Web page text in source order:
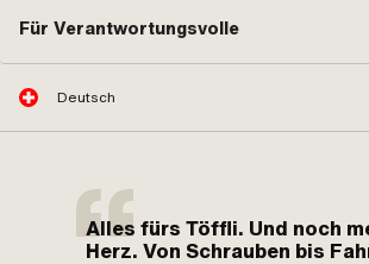
Für Verantwortungsvolle
Deutsch
Alles fürs Töffli. Und noch
Herz. Von Schrauben bis